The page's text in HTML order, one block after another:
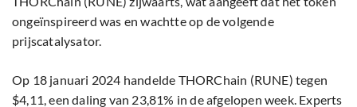
ongeïnspireerd was en wachtte op de volgende
prijscatalysator.
Op 18 januari 2024 handelde THORChain (RUNE) tegen
$4,11, een daling van 23,81% in de afgelopen week. Experts